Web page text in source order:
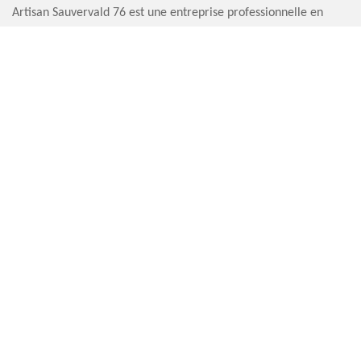
Artisan Sauvervald 76 est une entreprise professionnelle en